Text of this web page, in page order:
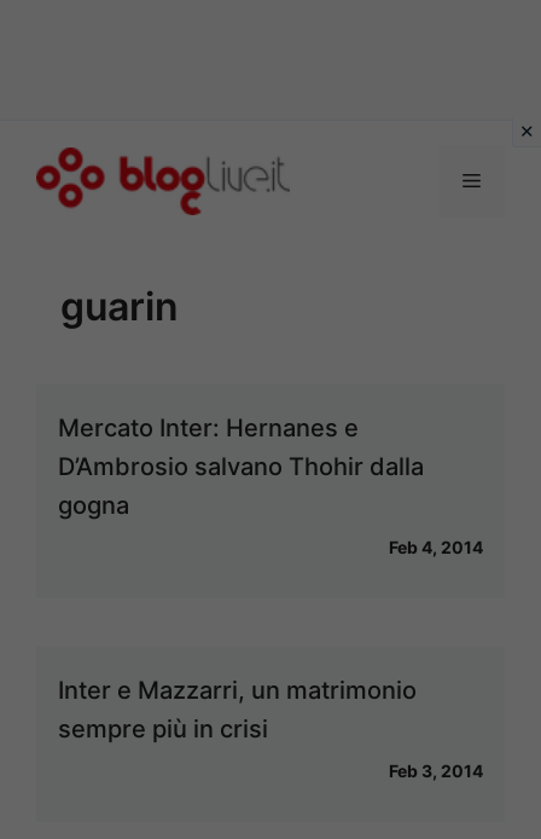
Menu
guarin
Mercato Inter: Hernanes e
D’Ambrosio salvano Thohir dalla
gogna
Feb 4, 2014
Inter e Mazzarri, un matrimonio
sempre più in crisi
Feb 3, 2014